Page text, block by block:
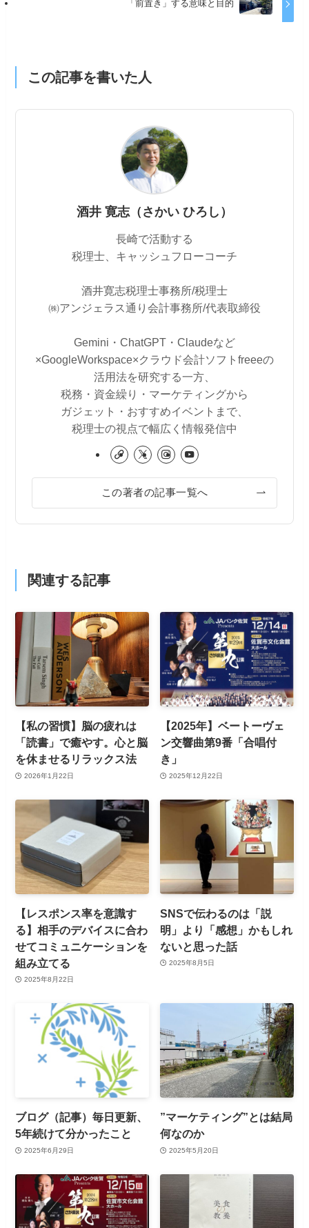
「前置き」する意味と目的
この記事を書いた人
酒井 寛志（さかい ひろし）
長崎で活動する
税理士、キャッシュフローコーチ
酒井寛志税理士事務所/税理士
㈱アンジェラス通り会計事務所/代表取締役
Gemini・ChatGPT・Claudeなど
×GoogleWorkspace×クラウド会計ソフトfreeeの
活用法を研究する一方、
税務・資金繰り・マーケティングから
ガジェット・おすすめイベントまで、
税理士の視点で幅広く情報発信中
この著者の記事一覧へ
関連する記事
【私の習慣】脳の疲れは
「読書」で癒やす。心と脳
を休ませるリラックス法
2026年1月22日
【2025年】ベートーヴェ
ン交響曲第9番「合唱付
き」
2025年12月22日
【レスポンス率を意識す
る】相手のデバイスに合わ
せてコミュニケーションを
組み立てる
2025年8月22日
SNSで伝わるのは「説
明」より「感想」かもしれ
ないと思った話
2025年8月5日
ブログ（記事）毎日更新、
5年続けて分かったこと
2025年6月29日
”マーケティング”とは結局
何なのか
2025年5月20日